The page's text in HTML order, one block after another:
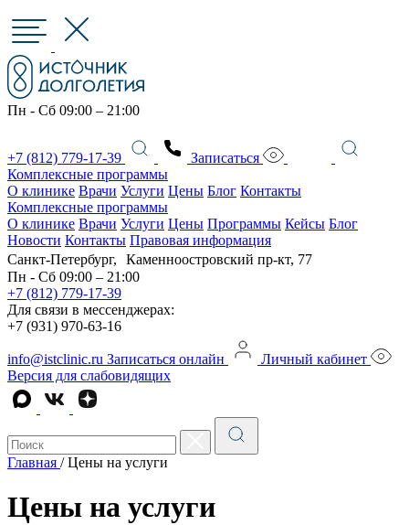
Пн - Сб 09:00 – 21:00
+7 (812) 779-17-39
Записаться
Комплексные программы
О клинике Врачи Услуги Цены Блог Контакты
Комплексные программы
О клинике Врачи Услуги Цены Программы Кейсы Блог
Новости Контакты Правовая информация
Санкт-Петербург, Каменноостровский пр-кт, 77
Пн - Сб 09:00 – 21:00
+7 (812) 779-17-39
Для связи в мессенджерах:
+7 (931) 970-63-16
info@istclinic.ru Записаться онлайн
Личный кабинет
Версия для слабовидящих
Главная / Цены на услуги
Цены на услуги